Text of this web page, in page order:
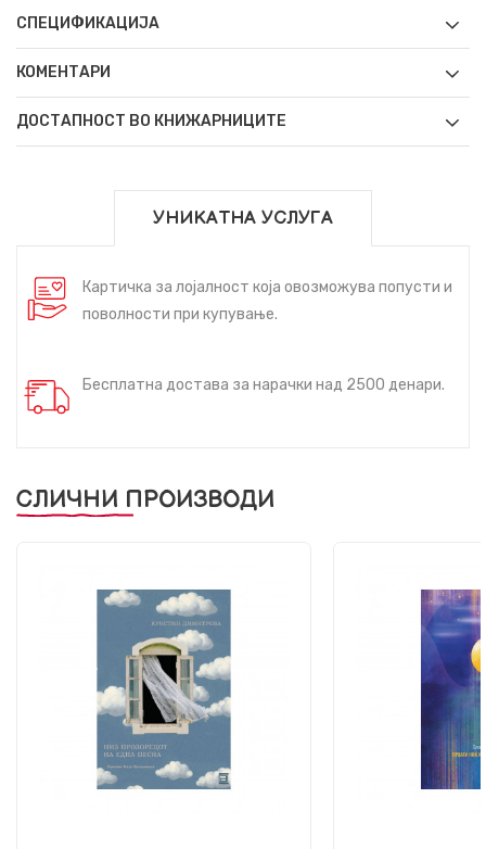
СПЕЦИФИКАЦИЈА
КОМЕНТАРИ
ДОСТАПНОСТ ВО КНИЖАРНИЦИТЕ
УНИКАТНА УСЛУГА
Картичка за лојалност која овозможува попусти и
поволности при купување.
Бесплатна достава за нарачки над 2500 денари.
СЛИЧНИ ПРОИЗВОДИ